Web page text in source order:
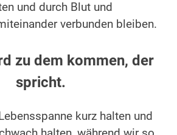
und durch Blut und
verbunden bleiben.
zu dem kommen, der
spricht.
kurz halten und